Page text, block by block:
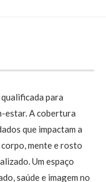
para
estar. A cobertura
que impactam a
mente e rosto
Um espaço
saúde e imagem no